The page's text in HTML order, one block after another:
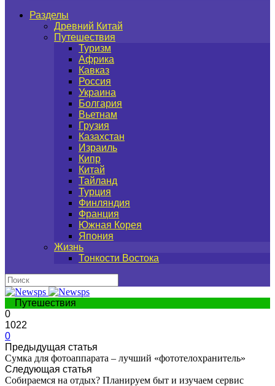
Разделы
Древний Китай
Путешествия
Туризм
Африка
Кавказ
Россия
Украина
Болгария
Вьетнам
Грузия
Казахстан
Израиль
Кипр
Китай
Тайланд
Турция
Финляндия
Франция
Южная Корея
Япония
Жизнь
Тонкости Востока
Путешествия
0
1022
0
Предыдущая статья
Сумка для фотоаппарата – лучший «фототелохранитель»
Следующая статья
Собираемся на отдых? Планируем быт и изучаем сервис